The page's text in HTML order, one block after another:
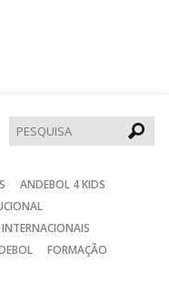
ANDEBOL 4 KIDS
FORMAÇÃO